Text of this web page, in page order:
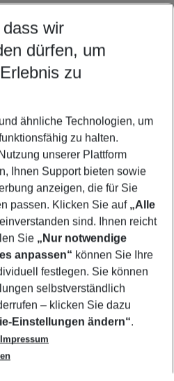
Ihren Wünschen
5-8 Nächte
Kinder
anzeigen
wir
dürfen, um
zu
ähnliche Technologien, um
zu halten.
unserer Plattform
Ihnen Support bieten sowie
anzeigen, die für Sie
passen. Klicken Sie auf „Alle
sind. Ihnen reicht
Sie „Nur notwendige
anpassen“ können Sie Ihre
festlegen. Sie können
selbstverständlich
– klicken Sie dazu
Einstellungen ändern“.
Impressum